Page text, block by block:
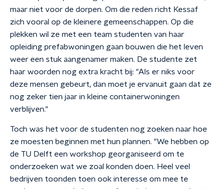
maar niet voor de dorpen. Om die reden richt Kessaf
zich vooral op de kleinere gemeenschappen. Op die
plekken wil ze met een team studenten van haar
opleiding prefabwoningen gaan bouwen die het leven
weer een stuk aangenamer maken. De studente zet
haar woorden nog extra kracht bij: "Als er niks voor
deze mensen gebeurt, dan moet je ervanuit gaan dat ze
nog zeker tien jaar in kleine containerwoningen
verblijven."
Toch was het voor de studenten nog zoeken naar hoe
ze moesten beginnen met hun plannen. "We hebben op
de TU Delft een workshop georganiseerd om te
onderzoeken wat we zoal konden doen. Heel veel
bedrijven toonden toen ook interesse om mee te